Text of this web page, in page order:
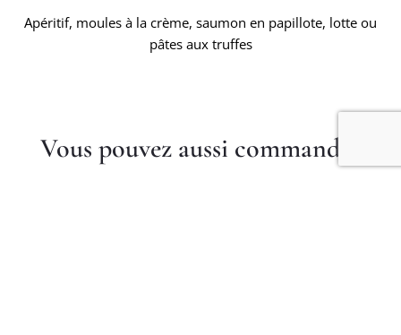
Apéritif, moules à la crème, saumon en papillote, lotte ou
pâtes aux truffes
Vous pouvez aussi commander